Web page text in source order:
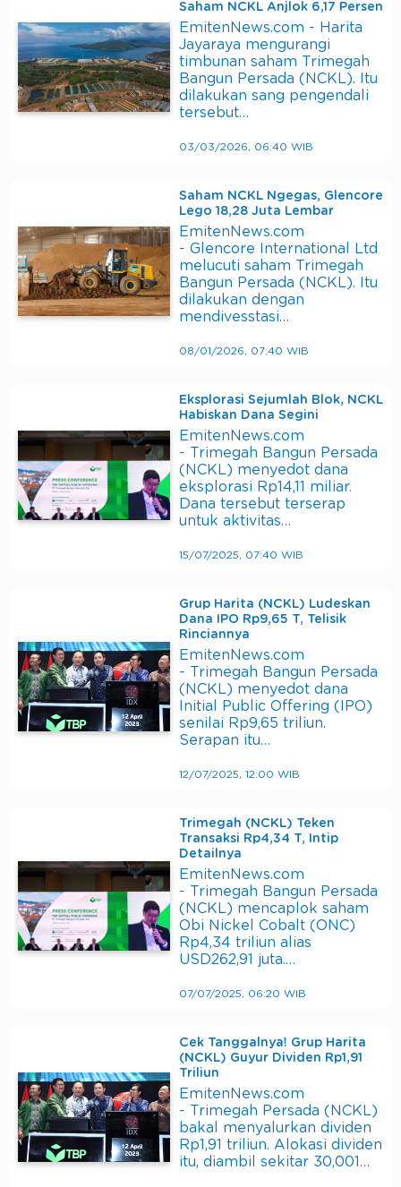
Saham NCKL Anjlok 6,17 Persen
EmitenNews.com - Harita
Jayaraya mengurangi
timbunan saham Trimegah
Bangun Persada (NCKL). Itu
dilakukan sang pengendali
tersebut…
03/03/2026, 06:40 WIB
Saham NCKL Ngegas, Glencore
Lego 18,28 Juta Lembar
EmitenNews.com
- Glencore International Ltd
melucuti saham Trimegah
Bangun Persada (NCKL). Itu
dilakukan dengan
mendivesstasi…
08/01/2026, 07:40 WIB
Eksplorasi Sejumlah Blok, NCKL
Habiskan Dana Segini
EmitenNews.com
- Trimegah Bangun Persada
(NCKL) menyedot dana
eksplorasi Rp14,11 miliar.
Dana tersebut terserap
untuk aktivitas…
15/07/2025, 07:40 WIB
Grup Harita (NCKL) Ludeskan
Dana IPO Rp9,65 T, Telisik
Rinciannya
EmitenNews.com
- Trimegah Bangun Persada
(NCKL) menyedot dana
Initial Public Offering (IPO)
senilai Rp9,65 triliun.
Serapan itu…
12/07/2025, 12:00 WIB
Trimegah (NCKL) Teken
Transaksi Rp4,34 T, Intip
Detailnya
EmitenNews.com
- Trimegah Bangun Persada
(NCKL) mencaplok saham
Obi Nickel Cobalt (ONC)
Rp4,34 triliun alias
USD262,91 juta.…
07/07/2025, 06:20 WIB
Cek Tanggalnya! Grup Harita
(NCKL) Guyur Dividen Rp1,91
Triliun
EmitenNews.com
- Trimegah Persada (NCKL)
bakal menyalurkan dividen
Rp1,91 triliun. Alokasi dividen
itu, diambil sekitar 30,001…